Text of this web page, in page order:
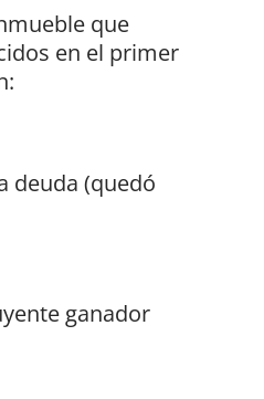
que
en el primer
deuda (quedó
ganador